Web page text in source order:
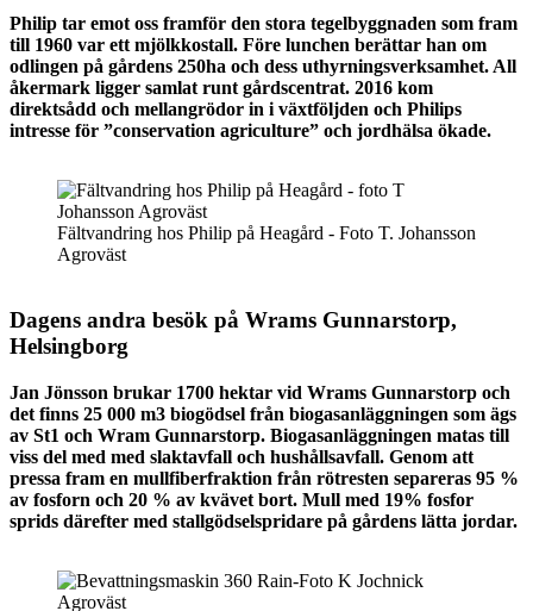
Philip tar emot oss framför den stora tegelbyggnaden som fram
till 1960 var ett mjölkkostall. Före lunchen berättar han om
odlingen på gårdens 250ha och dess uthyrningsverksamhet. All
åkermark ligger samlat runt gårdscentrat. 2016 kom
direktsådd och mellangrödor in i växtföljden och Philips
intresse för ”conservation agriculture” och jordhälsa ökade.
Fältvandring hos Philip på Heagård - Foto T. Johansson
Agroväst
Dagens andra besök på Wrams Gunnarstorp,
Helsingborg
Jan Jönsson brukar 1700 hektar vid Wrams Gunnarstorp och
det finns 25 000 m3 biogödsel från biogasanläggningen som ägs
av St1 och Wram Gunnarstorp. Biogasanläggningen matas till
viss del med med slaktavfall och hushållsavfall. Genom att
pressa fram en mullfiberfraktion från rötresten separeras 95 %
av fosforn och 20 % av kvävet bort. Mull med 19% fosfor
sprids därefter med stallgödselspridare på gårdens lätta jordar.